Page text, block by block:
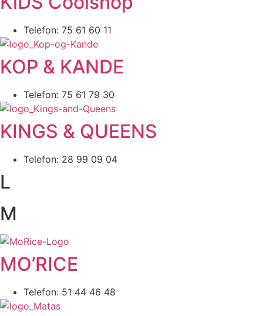
Telefon: 75 61 60 11
KOP & KANDE
Telefon: 75 61 79 30
KINGS & QUEENS
Telefon: 28 99 09 04
L
M
MO’RICE
Telefon: 51 44 46 48